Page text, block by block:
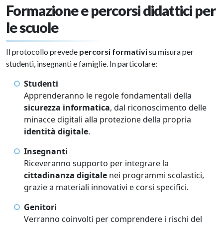
Formazione e percorsi didattici per
le scuole
Il protocollo prevede percorsi formativisu misura per
studenti, insegnanti e famiglie. In particolare:
Studenti
Apprenderanno le regole fondamentali della
sicurezza informatica, dal riconoscimento delle
minacce digitali alla protezione della propria
identità digitale.
Insegnanti
Riceveranno supporto per integrare la
cittadinanza digitale nei programmi scolastici,
grazie a materiali innovativi e corsi specifici.
Genitori
Verranno coinvolti per comprendere i rischi del